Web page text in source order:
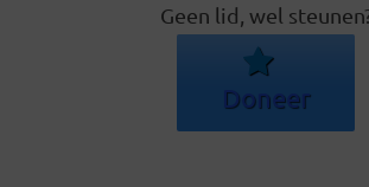
Geen lid, wel
Doneer